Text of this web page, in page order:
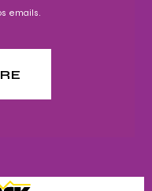
emails.